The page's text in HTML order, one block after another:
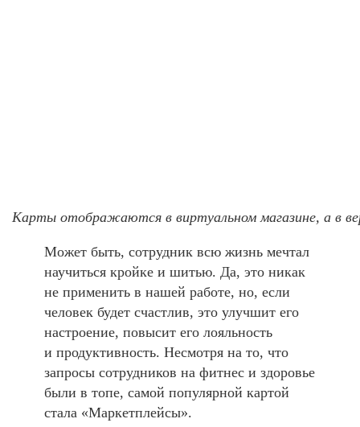
Карты отображаются в виртуальном магазине, а в
Может быть, сотрудник всю жизнь мечтал
научиться кройке и шитью. Да, это никак
не применить в нашей работе, но, если
человек будет счастлив, это улучшит его
настроение, повысит его лояльность
и продуктивность. Несмотря на то, что
запросы сотрудников на фитнес и здоровье
были в топе, самой популярной картой
стала «Маркетплейсы».